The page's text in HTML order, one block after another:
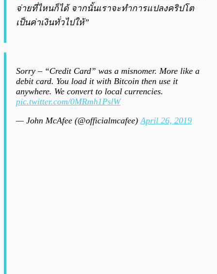
จ่ายที่ไหนก็ได้ จากนั้นเราจะทำการแปลงคริปโต
เป็นค่าเงินทั่วไปให้”
Sorry – “Credit Card” was a misnomer. More like a
debit card. You load it with Bitcoin then use it
anywhere. We convert to local currencies.
pic.twitter.com/0MRmh1PslW
— John McAfee (@officialmcafee) April 26, 2019